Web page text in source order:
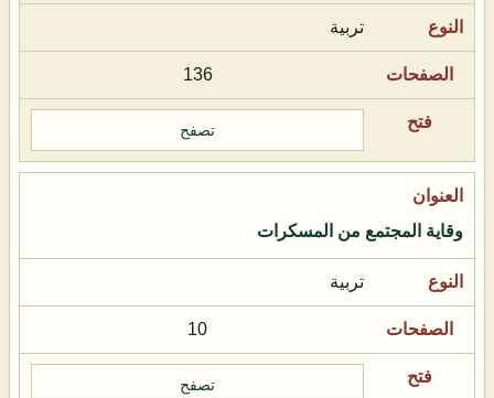
تربية
136
تصفح
وقاية المجتمع من المسكرات
تربية
10
تصفح